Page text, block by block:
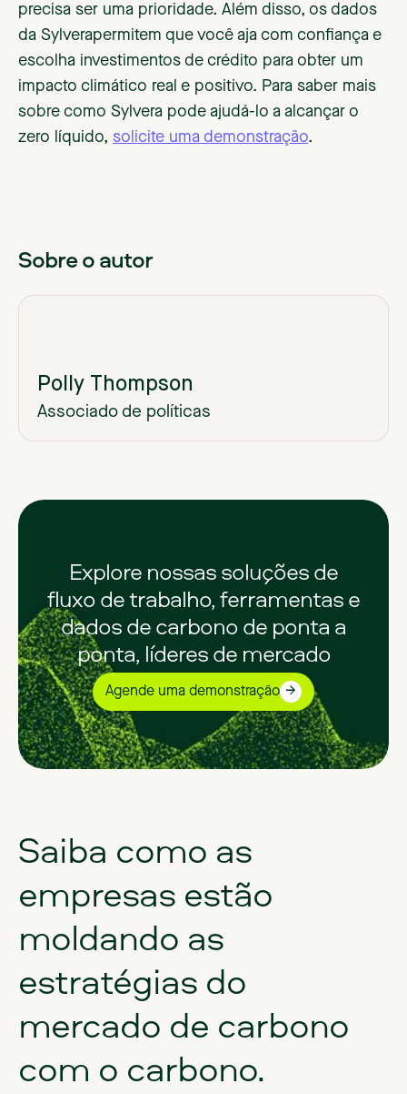
precisa ser uma prioridade. Além disso, os dados
da Sylverapermitem que você aja com confiança e
escolha investimentos de crédito para obter um
impacto climático real e positivo. Para saber mais
sobre como Sylvera pode ajudá-lo a alcançar o
zero líquido, solicite uma demonstração.
Sobre o autor
Polly Thompson
Associado de políticas
Explore nossas soluções de
fluxo de trabalho, ferramentas e
dados de carbono de ponta a
ponta, líderes de mercado
Agende uma demonstração
Saiba como as
empresas estão
moldando as
estratégias do
mercado de carbono
com o carbono.